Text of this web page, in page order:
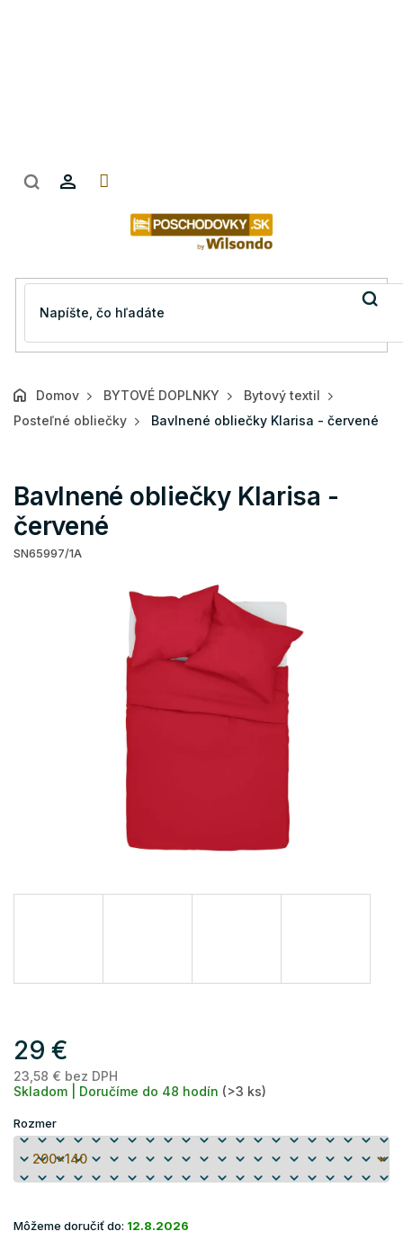
Domov BYTOVÉ DOPLNKY
Bytový textil
Posteľné obliečky
Bavlnené obliečky Klarisa - červené
Bavlnené obliečky Klarisa -
červené
SN65997/1A
29 €
23,58 € bez DPH
Skladom | Doručíme do 48 hodín (>3 ks)
Rozmer
Môžeme doručiť do: 12.8.2026